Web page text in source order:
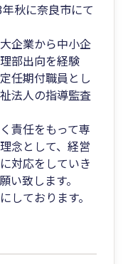
秋に奈良市にて
企業から中小企
部出向を経験
任期付職員とし
法人の指導監査
責任をもって専
念として、経営
対応をしていき
い致します。
しております。